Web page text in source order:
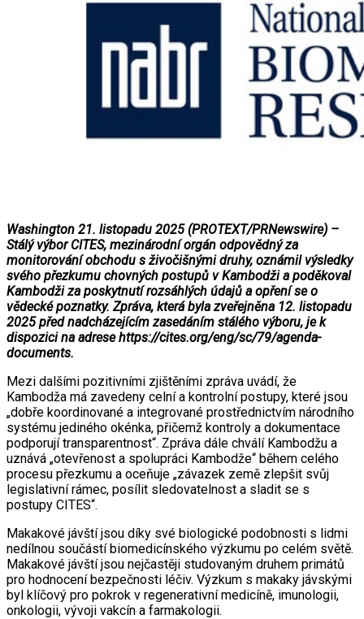
Washington 21. listopadu 2025 (PROTEXT/PRNewswire) –
Stálý výbor CITES, mezinárodní orgán odpovědný za
monitorování obchodu s živočišnými druhy, oznámil výsledky
svého přezkumu chovných postupů v Kambodži a poděkoval
Kambodži za poskytnutí rozsáhlých údajů a opření se o
vědecké poznatky. Zpráva, která byla zveřejněna 12. listopadu
2025 před nadcházejícím zasedáním stálého výboru, je k
dispozici na adrese https://cites.org/eng/sc/79/agenda-
documents.
Mezi dalšími pozitivními zjištěními zpráva uvádí, že
Kambodža má zavedeny celní a kontrolní postupy, které jsou
„dobře koordinované a integrované prostřednictvím národního
systému jediného okénka, přičemž kontroly a dokumentace
podporují transparentnost“. Zpráva dále chválí Kambodžu a
uznává „otevřenost a spolupráci Kambodže“ během celého
procesu přezkumu a oceňuje „závazek země zlepšit svůj
legislativní rámec, posílit sledovatelnost a sladit se s
postupy CITES“.
Makakové jávští jsou díky své biologické podobnosti s lidmi
nedílnou součástí biomedicínského výzkumu po celém světě.
Makakové jávští jsou nejčastěji studovaným druhem primátů
pro hodnocení bezpečnosti léčiv. Výzkum s makaky jávskými
byl klíčový pro pokrok v regenerativní medicíně, imunologii,
onkologii, vývoji vakcín a farmakologii.